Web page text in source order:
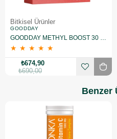
Bitkisel Ürünler
GOODDAY
★ ★ ★ ★ ★
₺674,90
₺690,00
Benzer